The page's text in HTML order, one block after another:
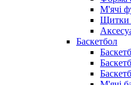
М'ячі
Щитки
Баскетбол